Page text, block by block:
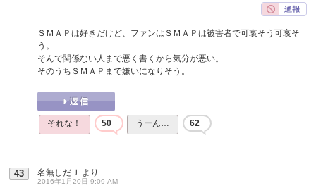
ＳＭＡＰは好きだけど、ファンはＳＭＡＰは被害者で可哀そう可哀そ
う。
そんで関係ない人まで悪く書くから気分が悪い。
そのうちＳＭＡＰまで嫌いになりそう。
それな！ 50 うーん… 62
43 名無しだＪ より
2016年1月20日 9:09 AM